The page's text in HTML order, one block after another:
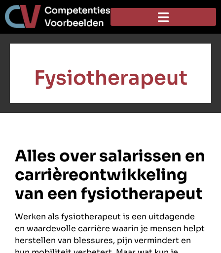
Fysiotherapeut
Alles over salarissen en
carrièreontwikkeling
van een fysiotherapeut
Werken als fysiotherapeut is een uitdagende
en waardevolle carrière waarin je mensen helpt
herstellen van blessures, pijn vermindert en